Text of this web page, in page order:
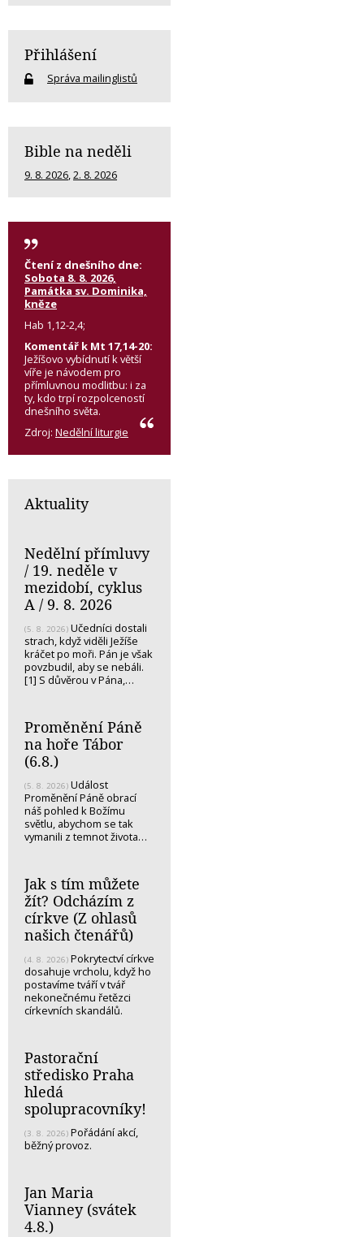
Přihlášení
Správa mailinglistů
Bible na neděli
9. 8. 2026,2. 8. 2026
Čtení z dnešního dne:
Sobota 8. 8. 2026,
Památka sv. Dominika,
kněze
Hab 1,12-2,4;
Komentář k Mt 17,14-20:
Ježíšovo vybídnutí k větší
víře je návodem pro
přímluvnou modlitbu: i za
ty, kdo trpí rozpolceností
dnešního světa.
Zdroj: Nedělní liturgie
Aktuality
Nedělní přímluvy
/ 19. neděle v
mezidobí, cyklus
A / 9. 8. 2026
(5. 8. 2026) Učedníci dostali
strach, když viděli Ježíše
kráčet po moři. Pán je však
povzbudil, aby se nebáli.
[1] S důvěrou v Pána,…
Proměnění Páně
na hoře Tábor
(6.8.)
(5. 8. 2026) Událost
Proměnění Páně obrací
náš pohled k Božímu
světlu, abychom se tak
vymanili z temnot života…
Jak s tím můžete
žít? Odcházím z
církve (Z ohlasů
našich čtenářů)
(4. 8. 2026) Pokrytectví církve
dosahuje vrcholu, když ho
postavíme tváří v tvář
nekonečnému řetězci
církevních skandálů.
Pastorační
středisko Praha
hledá
spolupracovníky!
(3. 8. 2026) Pořádání akcí,
běžný provoz.
Jan Maria
Vianney (svátek
4.8.)